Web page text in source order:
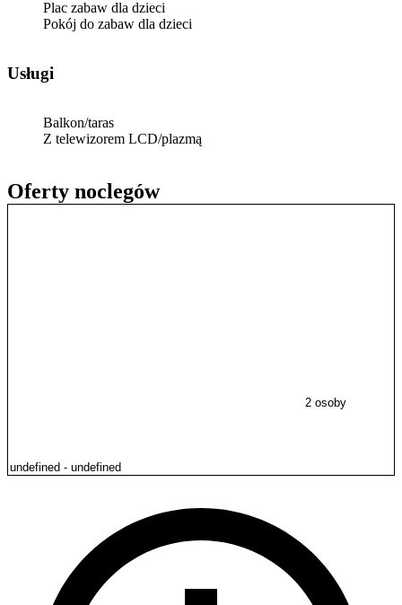
Oferty noclegów
2 osoby
Plac zabaw dla dzieci
Pokój do zabaw dla dzieci
Usługi
Balkon/taras
Z telewizorem LCD/plazmą